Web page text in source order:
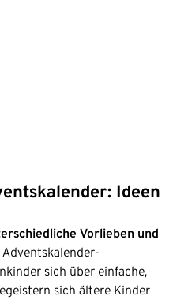
Ideen
Vorlieben und
sich über einfache,
sich ältere Kinder